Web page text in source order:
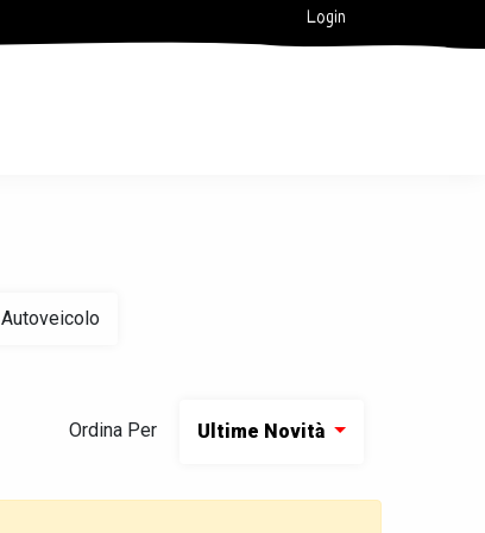
Login
Autoveicolo
Ordina Per Ultime Novità